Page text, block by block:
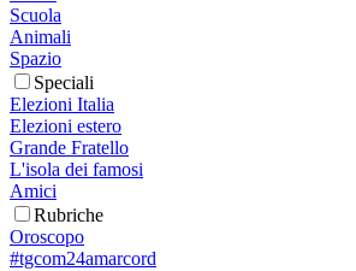
Scuola
Animali
Spazio
Speciali
Elezioni Italia
Elezioni estero
Grande Fratello
L'isola dei famosi
Amici
Rubriche
Oroscopo
#tgcom24amarcord